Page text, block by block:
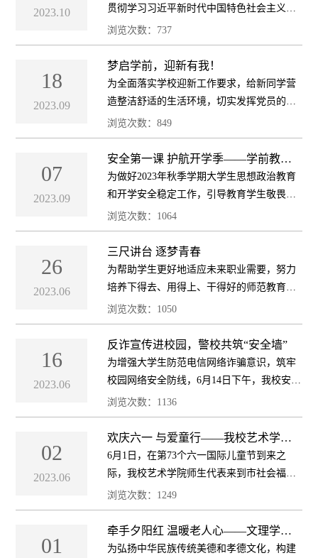
2023.10
贯彻学习习近平新时代中国特色社会主义思
想，发扬新时代雷锋精神，践行勤俭节约理
念，弘扬优良传统，传递温暖爱心，10月25
日，文理学院党支部与团总支联合开展了
爱...
浏览次数： 737
18
2023.09
梦启学前，迎新有我！
为全面落实学校迎新工作要求，给新同学营
造整洁舒适的生活环境，切实发挥党员的先
锋模范作用和弘扬传递志愿者精神，9月15日
下午，学前教育学院师生党员、入党积极分
子及学生骨干开展了清扫宿舍 以心迎新主
题...
浏览次数：849
07
2023.09
安全第一课 护航开学季——学前教育
学院开展开学安全教育系列活动
为做好2023年秋季学期大学生思想政治教育
和开学安全稳定工作，引导教育学生敬畏生
命、珍爱生命，切实提升安全防范能力，上
好开学安全教育第一课，学前教育学院于9月
6日开展了开学安全教育系列活动。安全讲
座...
浏览次数： 1064
26
2023.06
三尺讲台 逐梦青春
为帮助学生更好地适应未来职业需要，努力
培养下得去、用得上、干得好的师范教育人
才，5月5日至6月20日，小教学院2019级五年
制公费师范生及2020级三年制学生在指导老
师的带领下分组前往七里店小学、蘋洲小
学...
浏览次数： 1050
16
2023.06
反诈宣传进校园，警校共筑“安全墙”
为增强大学生防范电信网络诈骗意识，筑牢
校园网络安全防线，6月14日下午，我校安保
法制处、学生处联合永州市公安局开展反电
信网络诈骗专题讲座，并邀请市公安局团委
书记、政治部综合科科长蒋鼎僚，电侦支队
警...
浏览次数： 1136
02
2023.06
欢庆六一 与爱童行——我校艺术学院
师生走进市社会福利中心欢度节日
6月1日，在第73个六一国际儿童节到来之
际，我校艺术学院师生代表来到市社会福利
中心开展延伸爱的舞台 携手温情世界 欢庆六
一 与爱童行文艺汇演活动，为孤残儿童送去
美好祝愿和节日的祝福。 活动现场，欢...
浏览次数： 1249
01
牵手夕阳红 温暖老人心——文理学院
党支部走访慰问困难群众
为弘扬中华民族传统美德和孝德文化，构建